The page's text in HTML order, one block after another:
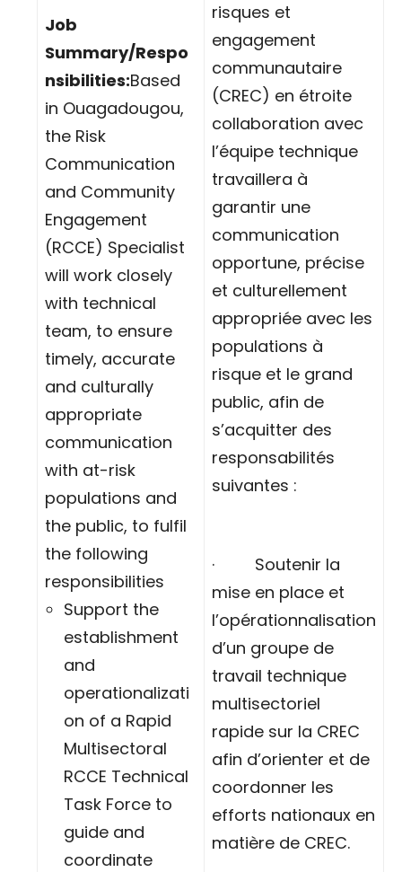
Job
Summary/Respo
nsibilities:Based
in Ouagadougou,
the Risk
Communication
and Community
Engagement
(RCCE) Specialist
will work closely
with technical
team, to ensure
timely, accurate
and culturally
appropriate
communication
with at-risk
populations and
the public, to fulfil
the following
responsibilities
Support the
establishment
and
operationalizati
on of a Rapid
Multisectoral
RCCE Technical
Task Force to
guide and
coordinate
risques et
engagement
communautaire
(CREC) en étroite
collaboration avec
l’équipe technique
travaillera à
garantir une
communication
opportune, précise
et culturellement
appropriée avec les
populations à
risque et le grand
public, afin de
s’acquitter des
responsabilités
suivantes :
· Soutenir la
mise en place et
l’opérationnalisation
d’un groupe de
travail technique
multisectoriel
rapide sur la CREC
afin d’orienter et de
coordonner les
efforts nationaux en
matière de CREC.